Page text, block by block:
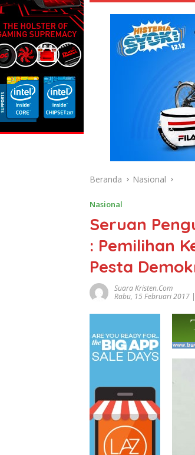
Beranda Nasional
Nasional
Seruan
: Pemilihan
Pesta
Suara Kristen.com
Rabu, 15 Februari 2017